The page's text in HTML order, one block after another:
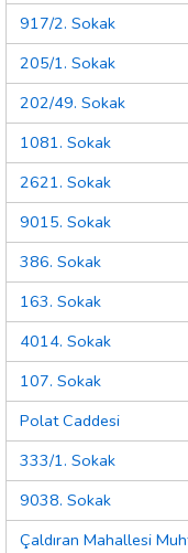
917/2. Sokak
205/1. Sokak
202/49. Sokak
1081. Sokak
2621. Sokak
9015. Sokak
386. Sokak
163. Sokak
4014. Sokak
107. Sokak
Polat Caddesi
333/1. Sokak
9038. Sokak
Çaldıran Mahallesi